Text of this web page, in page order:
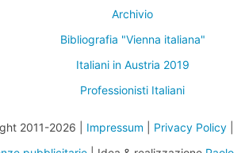
Archivio
Bibliografia "Vienna italiana"
Italiani in Austria 2019
Professionisti Italiani
2011-2026 | Impressum Privacy Policy|